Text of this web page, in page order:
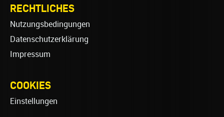
RECHTLICHES
Nutzungsbedingungen
Datenschutzerklärung
Impressum
COOKIES
Einstellungen